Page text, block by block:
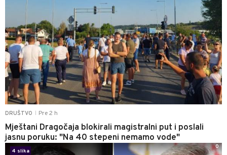
DRUŠTVO Pre 2 h
Mještani Dragočaja blokirali magistralni put i poslali
jasnu poruku: "Na 40 stepeni nemamo vode"
4 slika
0